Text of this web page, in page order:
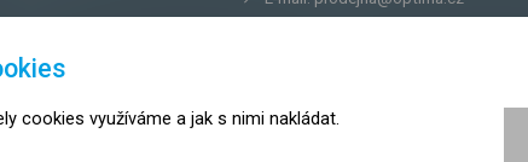
cookies využíváme a jak s nimi nakládat.